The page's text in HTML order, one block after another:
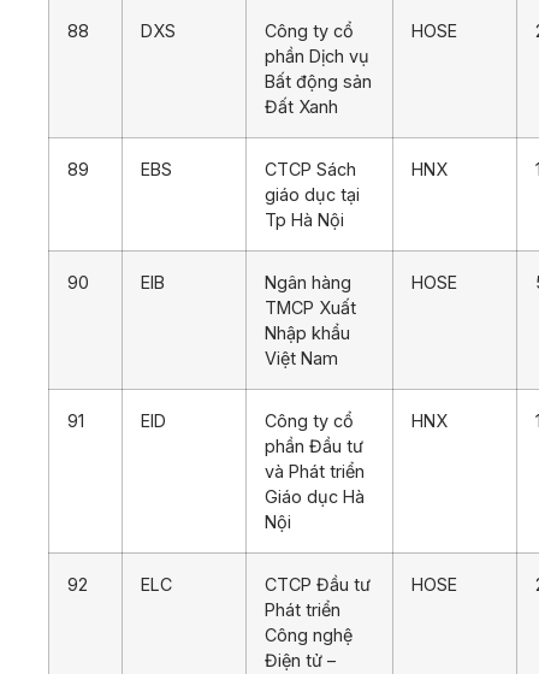
88 DXS
Công ty cổ
phần Dịch vụ
Bất động sản
Đất Xanh
HOSE
89 EBS
CTCP Sách
giáo dục tại
Tp Hà Nội
HNX
90 EIB
Ngân hàng
TMCP Xuất
Nhập khẩu
Việt Nam
HOSE
91 EID
Công ty cổ
phần Đầu tư
và Phát triển
Giáo dục Hà
Nội
HNX
92 ELC
CTCP Đầu tư
Phát triển
Công nghệ
Điện tử –
HOSE